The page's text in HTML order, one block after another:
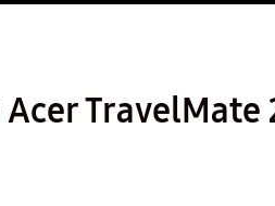
TravelMate